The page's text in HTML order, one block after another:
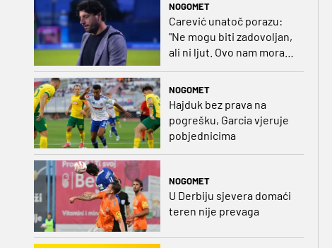
NOGOMET
Carević unatoč porazu:
"Ne mogu biti zadovoljan,
ali ni ljut. Ovo nam mora
NOGOMET
Hajduk bez prava na
pogrešku, Garcia vjeruje
pobjednicima
NOGOMET
U Derbiju sjevera domaći
teren nije prevaga